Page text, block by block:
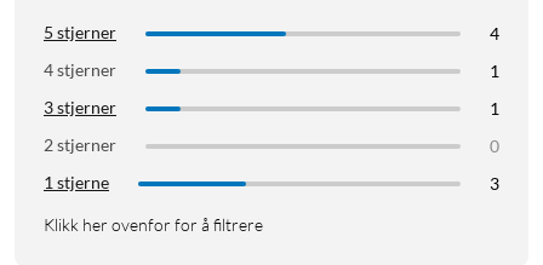
5 stjerner
4
4 stjerner
1
3 stjerner
1
2 stjerner
0
1 stjerne
3
Klikk her ovenfor for å filtrere